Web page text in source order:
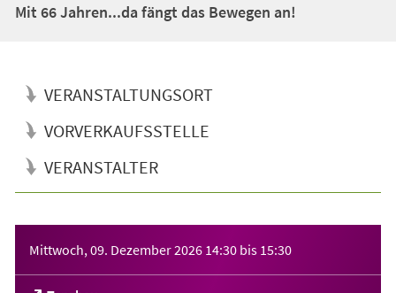
Mit 66 Jahren...da fängt das Bewegen an!
VERANSTALTUNGSORT
VORVERKAUFSSTELLE
VERANSTALTER
Mittwoch, 09. Dezember 2026 14:30 bis 15:30